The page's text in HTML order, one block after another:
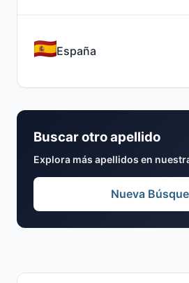
España
Buscar otro apellido
Explora más apellidos en
Nueva